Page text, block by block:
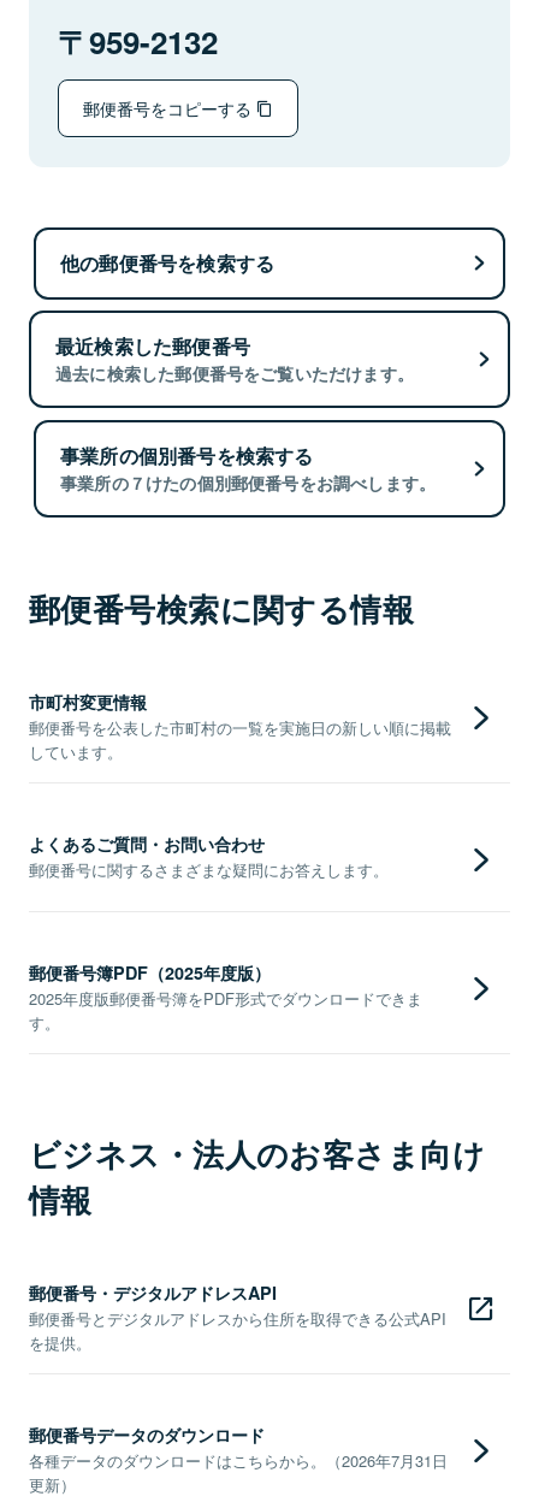
959-2132
郵便番号をコピーする
他の郵便番号を検索する
最近検索した郵便番号
過去に検索した郵便番号をご覧いただけます。
事業所の個別番号を検索する
事業所の７けたの個別郵便番号をお調べします。
郵便番号検索に関する情報
市町村変更情報
郵便番号を公表した市町村の一覧を実施日の新しい順に掲載
しています。
よくあるご質問・お問い合わせ
郵便番号に関するさまざまな疑問にお答えします。
郵便番号簿PDF（2025年度版）
2025年度版郵便番号簿をPDF形式でダウンロードできま
す。
ビジネス・法人のお客さま向け
情報
郵便番号・デジタルアドレスAPI
郵便番号とデジタルアドレスから住所を取得できる公式API
を提供。
郵便番号データのダウンロード
各種データのダウンロードはこちらから。（2026年7月31日
更新）